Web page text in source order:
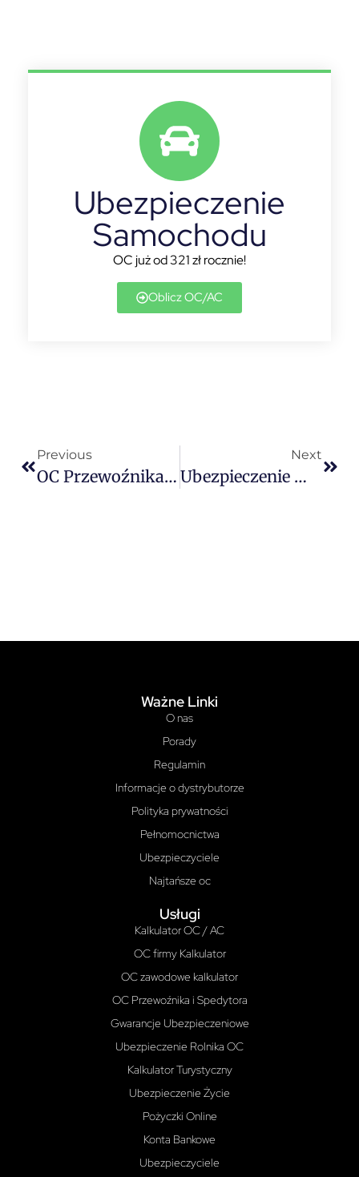
Ubezpieczenie
Samochodu
OC już od 321 zł rocznie!
Oblicz OC/AC
Previous
OC Przewoźnika, Przewoźnik Drogowy I Ubezpieczenia – Jak Wybrać Najlepsze Ubezpieczenie OC Przewoźnika Drogowego Oraz Polisę OCP?
Next
Ubezpieczenie Maszyn Od Uszkodzeń I Awarii – Jak Działa Ochrona MB (Machinery Breakdown) Dla Firm?
Ważne Linki
O nas
Porady
Regulamin
Informacje o dystrybutorze
Polityka prywatności
Pełnomocnictwa
Ubezpieczyciele
Najtańsze oc
Usługi
Kalkulator OC / AC
OC firmy Kalkulator
OC zawodowe kalkulator
OC Przewoźnika i Spedytora
Gwarancje Ubezpieczeniowe
Ubezpieczenie Rolnika OC
Kalkulator Turystyczny
Ubezpieczenie Życie
Pożyczki Online
Konta Bankowe
Ubezpieczyciele